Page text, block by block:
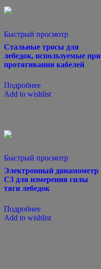
Быстрый просмотр
Стальные тросы для
лебедок, используемые при
протягивании кабелей
Подробнее
Add to wishlist
Быстрый просмотр
Электронный динамометр
C3 для измерения силы
тяги лебедок
Подробнее
Add to wishlist